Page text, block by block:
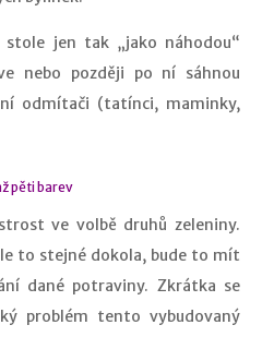
stole jen tak „jako náhodou“
nebo později po ní sáhnou
odmítači (tatínci, maminky,
pěti barev
ve volbě druhů zeleniny.
to stejné dokola, bude to mít
dané potraviny. Zkrátka se
problém tento vybudovaný